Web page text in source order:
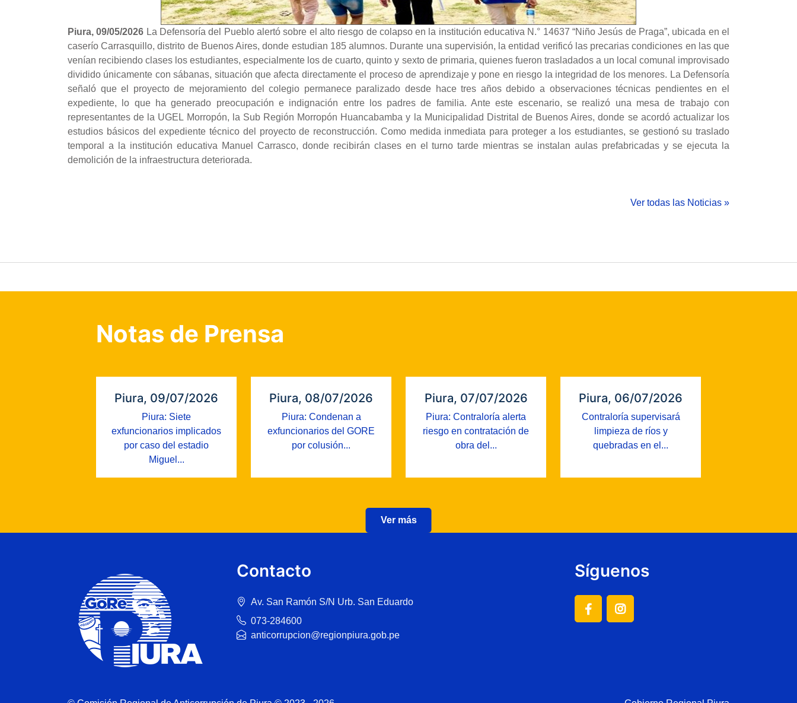
Piura, 09/05/2026 La Defensoría del Pueblo alertó sobre el alto riesgo de colapso en la institución educativa N.° 14637 “Niño Jesús de Praga”, ubicada en el
caserío Carrasquillo, distrito de Buenos Aires, donde estudian 185 alumnos. Durante una supervisión, la entidad verificó las precarias condiciones en las que
venían recibiendo clases los estudiantes, especialmente los de cuarto, quinto y sexto de primaria, quienes fueron trasladados a un local comunal improvisado
dividido únicamente con sábanas, situación que afecta directamente el proceso de aprendizaje y pone en riesgo la integridad de los menores. La Defensoría
señaló que el proyecto de mejoramiento del colegio permanece paralizado desde hace tres años debido a observaciones técnicas pendientes en el
expediente, lo que ha generado preocupación e indignación entre los padres de familia. Ante este escenario, se realizó una mesa de trabajo con
representantes de la UGEL Morropón, la Sub Región Morropón Huancabamba y la Municipalidad Distrital de Buenos Aires, donde se acordó actualizar los
estudios básicos del expediente técnico del proyecto de reconstrucción. Como medida inmediata para proteger a los estudiantes, se gestionó su traslado
temporal a la institución educativa Manuel Carrasco, donde recibirán clases en el turno tarde mientras se instalan aulas prefabricadas y se ejecuta la
demolición de la infraestructura deteriorada.
Ver todas las Noticias »
Notas de Prensa
Piura, 09/07/2026
Piura: Siete
exfuncionarios implicados
por caso del estadio
Miguel...
Piura, 08/07/2026
Piura: Condenan a
exfuncionarios del GORE
por colusión...
Piura, 07/07/2026
Piura: Contraloría alerta
riesgo en contratación de
obra del...
Piura, 06/07/2026
Contraloría supervisará
limpieza de ríos y
quebradas en el...
Ver más
Contacto
Av. San Ramón S/N Urb. San Eduardo
073-284600
anticorrupcion@regionpiura.gob.pe
Síguenos